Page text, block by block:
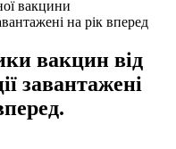
на рік вперед
вакцин від
завантажені